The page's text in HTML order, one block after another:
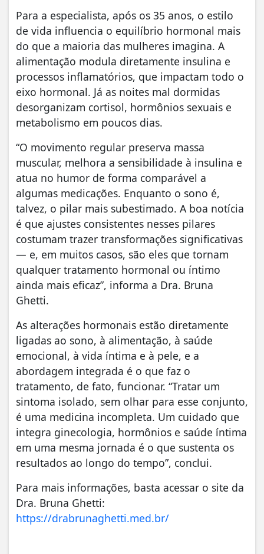
Para a especialista, após os 35 anos, o estilo
de vida influencia o equilíbrio hormonal mais
do que a maioria das mulheres imagina. A
alimentação modula diretamente insulina e
processos inflamatórios, que impactam todo o
eixo hormonal. Já as noites mal dormidas
desorganizam cortisol, hormônios sexuais e
metabolismo em poucos dias.
“O movimento regular preserva massa
muscular, melhora a sensibilidade à insulina e
atua no humor de forma comparável a
algumas medicações. Enquanto o sono é,
talvez, o pilar mais subestimado. A boa notícia
é que ajustes consistentes nesses pilares
costumam trazer transformações significativas
— e, em muitos casos, são eles que tornam
qualquer tratamento hormonal ou íntimo
ainda mais eficaz”, informa a Dra. Bruna
Ghetti.
As alterações hormonais estão diretamente
ligadas ao sono, à alimentação, à saúde
emocional, à vida íntima e à pele, e a
abordagem integrada é o que faz o
tratamento, de fato, funcionar. “Tratar um
sintoma isolado, sem olhar para esse conjunto,
é uma medicina incompleta. Um cuidado que
integra ginecologia, hormônios e saúde íntima
em uma mesma jornada é o que sustenta os
resultados ao longo do tempo”, conclui.
Para mais informações, basta acessar o site da
Dra. Bruna Ghetti:
https://drabrunaghetti.med.br/